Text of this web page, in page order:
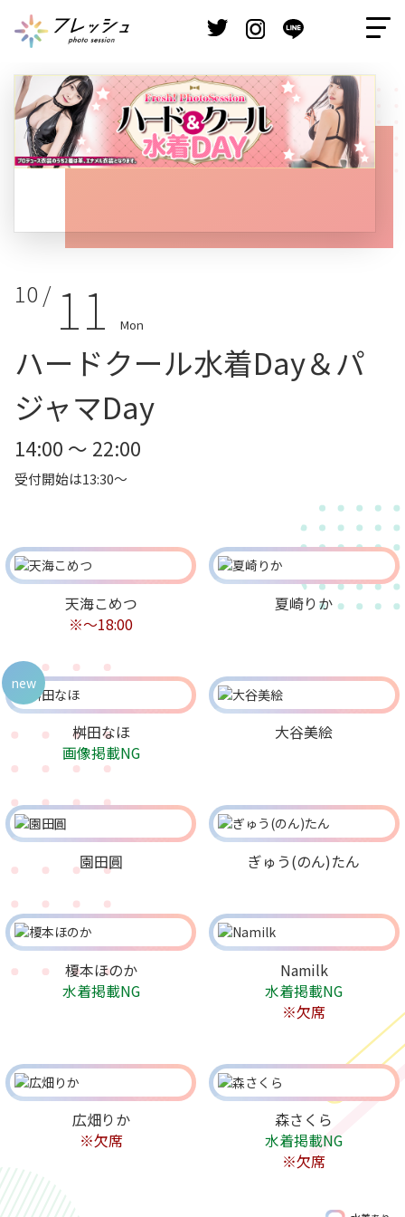
10 / 11 Mon
ハードクール水着Day＆パ
ジャマDay
14:00 ～ 22:00
受付開始は13:30～
天海こめつ
※～18:00
夏崎りか
桝田なほ
画像掲載NG
new
大谷美絵
園田圓 ぎゅう(のん)たん
榎本ほのか
水着掲載NG
Namilk
水着掲載NG
※欠席
広畑りか
※欠席
森さくら
水着掲載NG
※欠席